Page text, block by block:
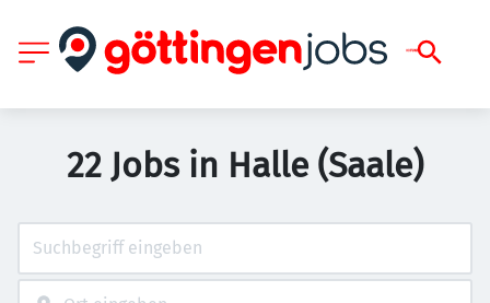
22 Jobs in Halle (Saale)